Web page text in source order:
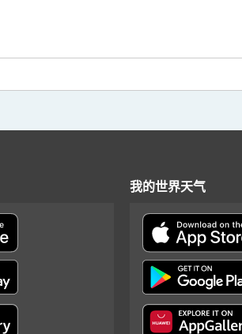
我的世界天气